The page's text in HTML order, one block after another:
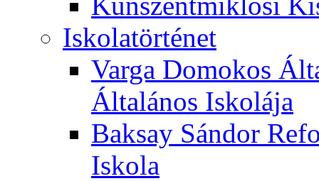
Iskolatörténet
Varga Domokos
Általános Iskolája
Baksay Sándor
Iskola